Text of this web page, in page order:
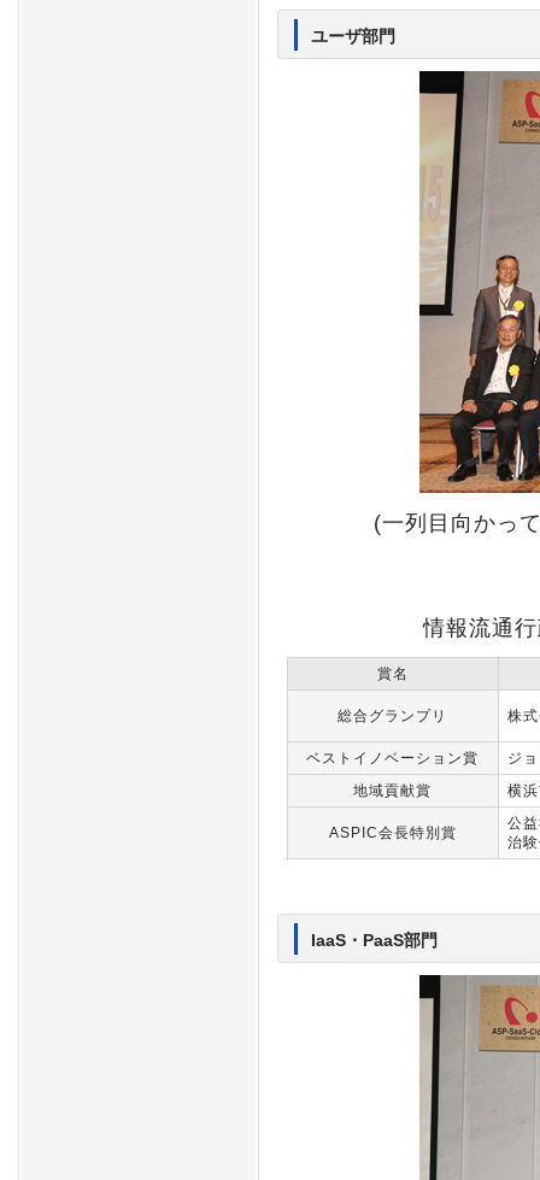
ユーザ部門
(一列目向か
情報流通
賞名
総合グランプリ 株
ベストイノベーション賞
ジ
地域貢献賞
横
ASPIC会長特別賞
公
治
IaaS・PaaS部門